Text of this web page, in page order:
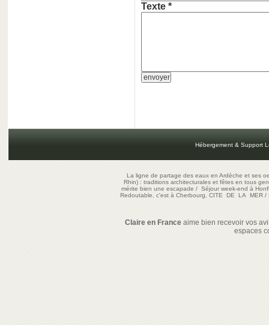
Texte *
Hébergement & Support
La ligne de partage des eaux en Ardèche et ses
Rhin) : traditions architecturales et fêtes en tous
mérite bien une escapade/Séjour week-end à
Redoutable, c'est à Cherbourg, CITE DE LA MER/
Claire en Franceaime bien recevoir vos
espaces